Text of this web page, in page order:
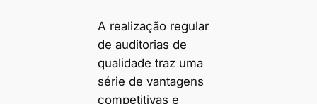
A realização regular
de auditorias de
qualidade traz uma
série de vantagens
competitivas e